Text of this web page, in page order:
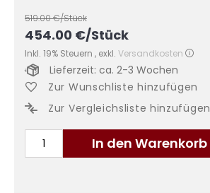
519.00€/Stück
454.00 €/Stück
Inkl. 19% Steuern , exkl. Versandkosten
In den Warenkorb
Lieferzeit: ca. 2-3 Wochen
Zur Wunschliste hinzufügen
Zur Vergleichsliste hinzufügen